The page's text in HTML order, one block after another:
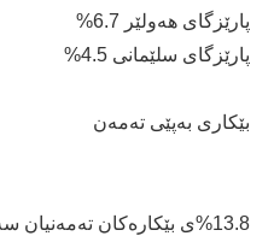
پارێزگای هەولێر 6.7%
پارێزگای سلێمانی 4.5%
بێكاری بەپێی تەمەن
%13.8ی بێكارەكان تەمەنیان سەروو 15 ساڵە